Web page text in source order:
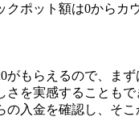
クポット額は0からカ
がもらえるので、ま
さを実感することも
の入金を確認し、そ